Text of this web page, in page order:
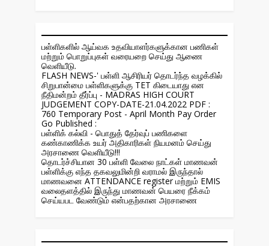
பள்ளிகளில் ஆய்வக உதவியாளர்களுக்கான பணிகள்
மற்றும் பொறுப்புகள் வரையறை செய்து ஆணை
வெளியீடு.
FLASH NEWS-' பள்ளி ஆசிரியர் தொடர்ந்த வழக்கில்
சிறுபான்மை பள்ளிகளுக்கு TET கிடையாது என
நீதிமன்றம் தீர்ப்பு - MADRAS HIGH COURT
JUDGEMENT COPY-DATE-21.04.2022 PDF :
760 Temporary Post - April Month Pay Order
Go Published :
பள்ளிக் கல்வி - பொதுத் தேர்வுப் பணிகளை
கண்காணிக்க உயர் அதிகாரிகள் நியமனம் செய்து
அரசாணை வெளியீடு!!!
தொடர்ச்சியான 30 பள்ளி வேலை நாட்கள் மாணவன்
பள்ளிக்கு எந்த தகவலுமின்றி வராமல் இருந்தால்
மாணவனை ATTENDANCE register மற்றும் EMIS
வலைதளத்தில் இருந்து மாணவன் பெயரை நீக்கம்
செய்யபட வேண்டும் என்பதற்கான அரசாணை